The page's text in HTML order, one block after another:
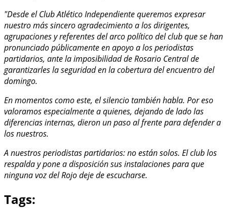
"Desde el Club Atlético Independiente queremos expresar
nuestro más sincero agradecimiento a los dirigentes,
agrupaciones y referentes del arco político del club que se han
pronunciado públicamente en apoyo a los periodistas
partidarios, ante la imposibilidad de Rosario Central de
garantizarles la seguridad en la cobertura del encuentro del
domingo.
En momentos como este, el silencio también habla. Por eso
valoramos especialmente a quienes, dejando de lado las
diferencias internas, dieron un paso al frente para defender a
los nuestros.
A nuestros periodistas partidarios: no están solos. El club los
respalda y pone a disposición sus instalaciones para que
ninguna voz del Rojo deje de escucharse.
Tags: